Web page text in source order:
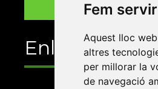
Fem
Aquest lloc
altres
per millorar la
de navegació
Enllaços